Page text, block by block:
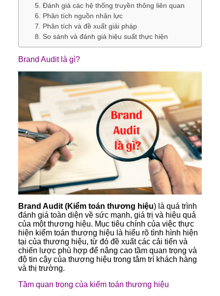
5. Đánh giá các hệ thống truyền thông liên quan
6. Phân tích nguồn nhân lực
7. Phân tích và đề xuất giải pháp
8. So sánh và đánh giá hiệu suất thực hiện
Brand Audit là gì?
Brand Audit (Kiểm toán thương hiệu) là quá trình
đánh giá toàn diện về sức mạnh, giá trị và hiệu quả
của một thương hiệu. Mục tiêu chính của việc thực
hiện kiểm toán thương hiệu là hiểu rõ tình hình hiện
tại của thương hiệu, từ đó đề xuất các cải tiến và
chiến lược phù hợp để nâng cao tầm quan trọng và
độ tin cậy của thương hiệu trong tâm trí khách hàng
và thị trường.
Tầm quan trọng của kiểm toán thương hiệu